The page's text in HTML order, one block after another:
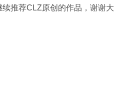
推荐CLZ原创的作品，谢谢大